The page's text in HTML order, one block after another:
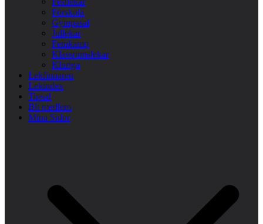
Förskola
Gympasal
Jullekar
Femkamp
Klassrumslekar
Kluriga
Lekfinnaren
Lekindex
Tipsa!
Bli medlem
Mina Sidor